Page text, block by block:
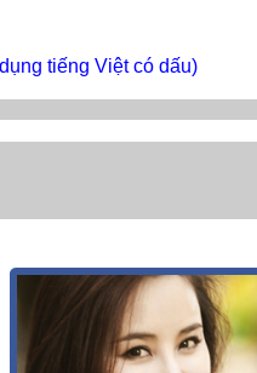
tiếng Việt có dấu)